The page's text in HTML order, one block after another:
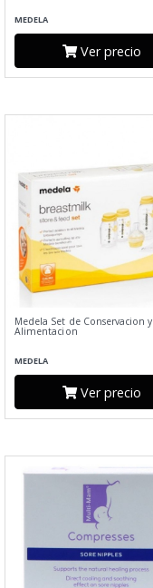
MEDELA
Ver precio
Medela Set de Conservacion y
Alimentacion
MEDELA
Ver precio